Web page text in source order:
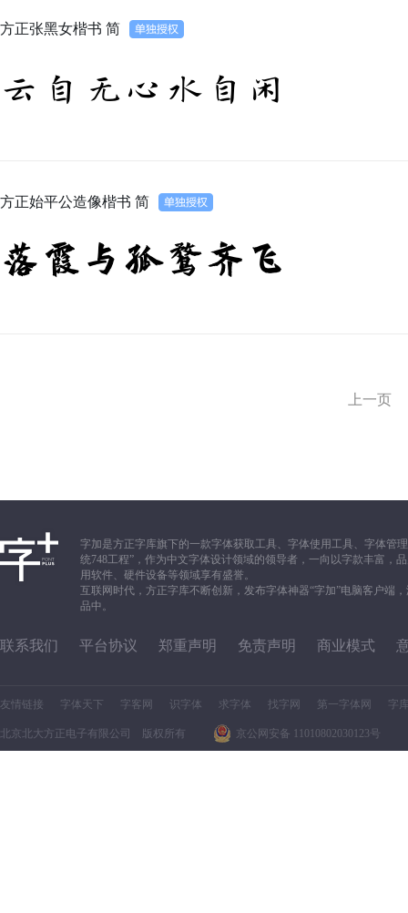
方正张黑女楷书 简
云自无心水自闲
方正始平公造像楷书 简
落霞与孤鹜齐飞
上一页
字加是方正字库旗下的一款字体获取工具、字体使用工具、字体管
统748工程”，作为中文字体设计领域的领导者，一向以字款丰富，
用软件、硬件设备等领域享有盛誉。
互联网时代，方正字库不断创新，发布字体神器“字加”电脑客户端
品中。
联系我们 平台协议 郑重声明 免责声明 商业模式
友情链接 字体天下 字客网 识字体 求字体 找字网 第一字体网 字
北京北大方正电子有限公司 版权所有 京公网安备 11010802030123号